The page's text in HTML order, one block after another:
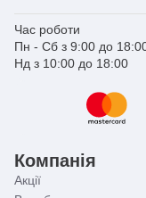
Час роботи
Пн - Сб з 9:00 до
Нд з 10:00 до 18:00
Компанія
Акції